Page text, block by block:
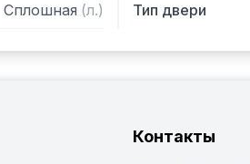
Сплошная (л.) Тип двери
Контакты